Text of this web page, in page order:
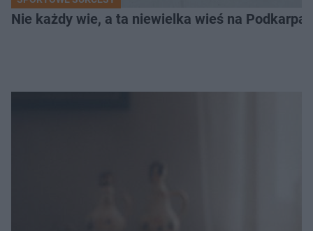
Nie każdy wie, a ta niewielka wieś na